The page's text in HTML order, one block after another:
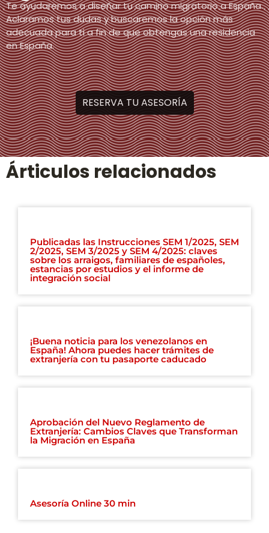
Te ayudaremos a diseñar tu camino migratorio a España.
Aclaramos tus dudas y buscaremos la opción más
adecuada para ti a fin de que obtengas una residencia
en España.
RESERVA TU ASESORÍA
Árticulos relacionados
Publicadas las Instrucciones SEM 1/2025, SEM
2/2025, SEM 3/2025 y SEM 4/2025: claves
sobre los arraigos, familiares de españoles,
estancias por estudios y el informe de
integración social
¡Buena noticia para los venezolanos en
España! Ahora puedes hacer trámites de
extranjería con tu pasaporte caducado
Aprobación del Nuevo Reglamento de
Extranjería: Cambios Claves que Transforman
la Migración en España
Asesoría Online 30 min